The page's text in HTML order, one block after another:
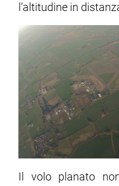
l’altitudine in
Il volo planato